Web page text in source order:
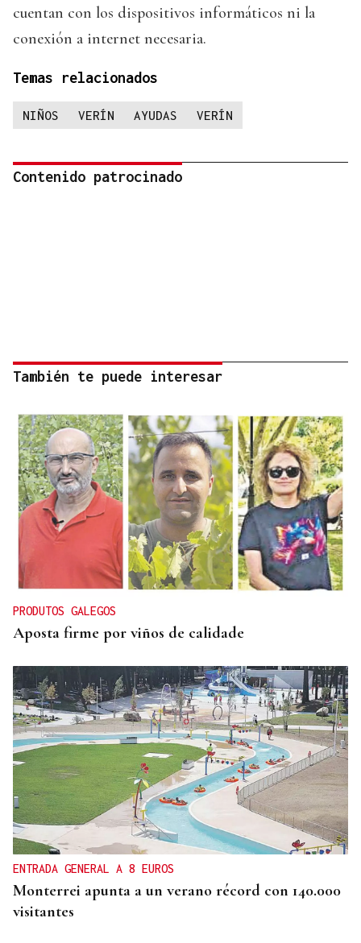
cuentan con los dispositivos informáticos ni la
conexión a internet necesaria.
Temas relacionados
NIÑOS VERÍN AYUDAS VERÍN
Contenido patrocinado
También te puede interesar
PRODUTOS GALEGOS
Aposta firme por viños de calidade
ENTRADA GENERAL A 8 EUROS
Monterrei apunta a un verano récord con 140.000
visitantes